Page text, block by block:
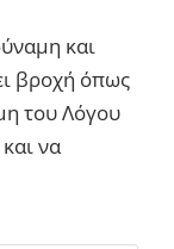
και
βροχή όπως
του Λόγου
να